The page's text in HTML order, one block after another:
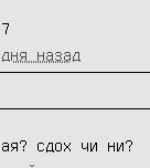
назад
сдох чи ни?